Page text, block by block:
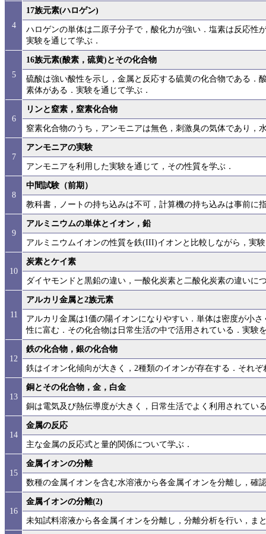
4
17族元素(ハロゲン)
ハロゲンの単体は二原子分子で，酸化力が強い．塩素は反応性
実験を通じて学ぶ．
5
16族元素(酸素，硫黄)とその化合物
硫酸は強い酸性を示し，金属と反応する硫黄の化合物である．
素体がある．実験を通じて学ぶ．
6
リンと窒素，窒素化合物
窒素化合物のうち，アンモニアは無色，刺激臭の気体であり，
7
アンモニアの実験
アンモニアを利用した実験を通じて，その性質を学ぶ．
8
中間試験（前期）
教科書，ノートの持ち込みは不可，計算機の持ち込みは事前に
9
アルミニウムの単体とイオン，鉛
アルミニウムイオンの性質を鉄(III)イオンと比較しながら，実
10
炭素とケイ素
ダイヤモンドと黒鉛の違い，一酸化炭素と二酸化炭素の違いに
11
アルカリ金属と2族元素
アルカリ金属は1価の陽イオンになりやすい．単体は密度が小
性に富む．その化合物は日常生活の中で活用されている．実験
12
鉄の化合物，銀の化合物
鉄はイオン化傾向が大きく，2種類のイオンが存在する．それ
13
銅とその化合物，金，白金
銅は電気及び熱伝導度が大きく，日常生活でよく利用されてい
14
金属の反応
主な金属の反応式と量的関係について学ぶ．
15
金属イオンの分離
数種の金属イオンを含む水溶液から各金属イオンを分離し，確
16
金属イオンの分離(2)
未知試料溶液から各金属イオンを分離し，分離分析を行い，ま